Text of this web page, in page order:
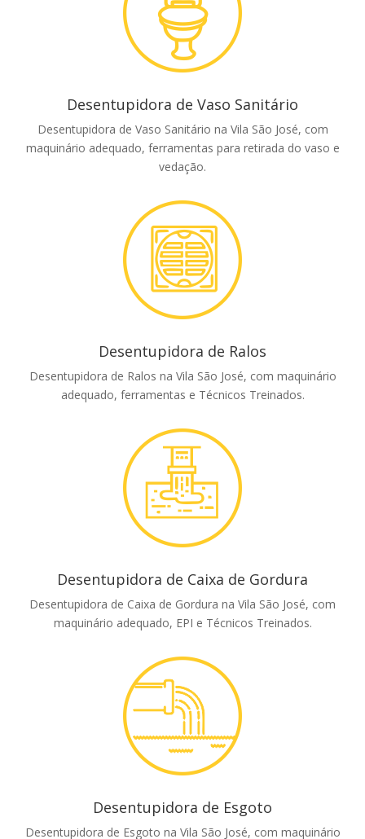
Desentupidora de Vaso Sanitário
Desentupidora de Vaso Sanitário na Vila São José, com
maquinário adequado, ferramentas para retirada do vaso e
vedação.
Desentupidora de Ralos
Desentupidora de Ralos na Vila São José, com maquinário
adequado, ferramentas e Técnicos Treinados.
Desentupidora de Caixa de Gordura
Desentupidora de Caixa de Gordura na Vila São José, com
maquinário adequado, EPI e Técnicos Treinados.
Desentupidora de Esgoto
Desentupidora de Esgoto na Vila São José, com maquinário